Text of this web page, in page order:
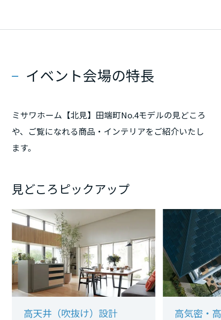
イベント会場の特長
ミサワホーム【北見】田端町No.4モデルの見どころ
や、ご覧になれる商品・インテリアをご紹介いたし
ます。
見どころピックアップ
高天井（吹抜け）設計 高気密・
長野県
岐阜県
愛知県
三重県
近畿エリア
滋賀県